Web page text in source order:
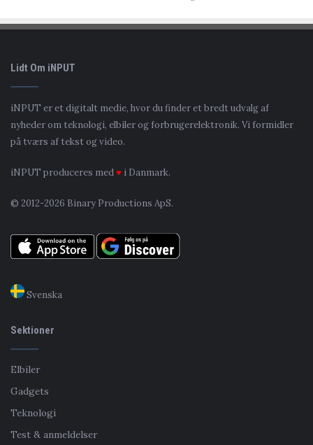
Lidt Om iNPUT
iNPUT er et digitalt medie, hvor du finder et bredt udvalg af
nyheder om teknologi, elbiler og forbrugerelektronik. Vi formidler
på tværs af tekst og video.
iNPUT produceres med♥ i Danmark.
© 2012-2026 Binary Productions ApS.
Svenska
Sektioner
Elbiler
Gadgets
Teknologi
Test & anmeldelser